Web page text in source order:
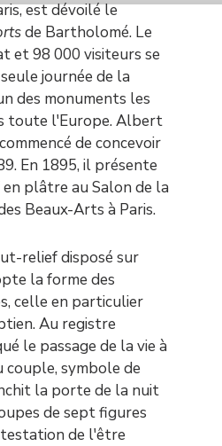
est dévoilé le
de Bartholomé. Le
et 98 000 visiteurs se
journée de la
des monuments les
toute l'Europe. Albert
de concevoir
En 1895, il présente
plâtre au Salon de la
Beaux-Arts à Paris.
relief disposé sur
la forme des
celle en particulier
Au registre
le passage de la vie à
symbole de
la porte de la nuit
de sept figures
de l'être